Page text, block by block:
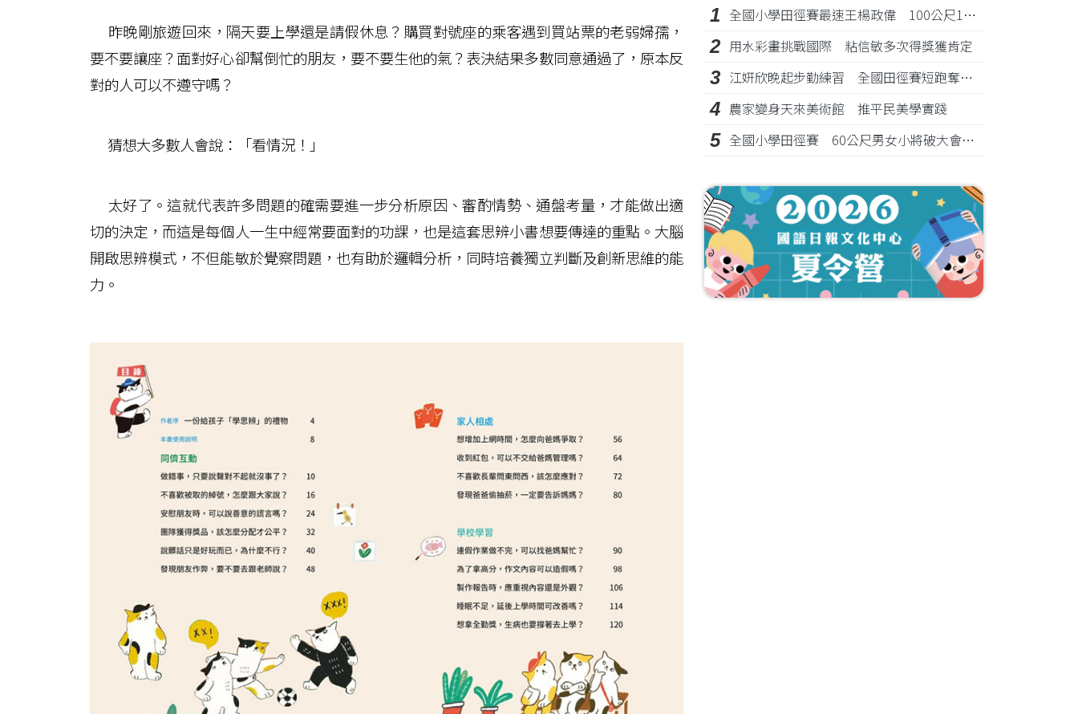
昨晚剛旅遊回來，隔天要上學還是請假休息？購買對號座的乘客遇到買站票的老弱婦孺，
要不要讓座？面對好心卻幫倒忙的朋友，要不要生他的氣？表決結果多數同意通過了，原本反
對的人可以不遵守嗎？
猜想大多數人會說：「看情況！」
太好了。這就代表許多問題的確需要進一步分析原因、審酌情勢、通盤考量，才能做出適
切的決定，而這是每個人一生中經常要面對的功課，也是這套思辨小書想要傳達的重點。大腦
開啟思辨模式，不但能敏於覺察問題，也有助於邏輯分析，同時培養獨立判斷及創新思維的能
力。
1 全國小學田徑賽最速王楊政偉 100公尺11秒87奪金
2 用水彩畫挑戰國際 粘信敏多次得獎獲肯定
3 江姸欣晚起步勤練習 全國田徑賽短跑奪金摘銅
4 農家變身天來美術館 推平民美學實踐
5 全國小學田徑賽 60公尺男女小將破大會紀錄